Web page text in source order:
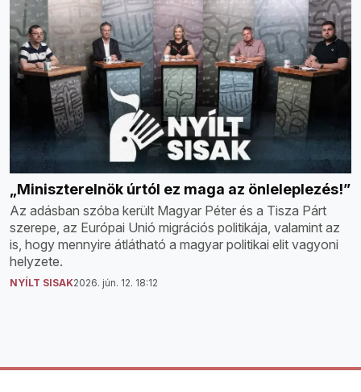
„Miniszterelnök úrtól ez maga az önleleplezés!”
Az adásban szóba került Magyar Péter és a Tisza Párt
szerepe, az Európai Unió migrációs politikája, valamint az
is, hogy mennyire átlátható a magyar politikai elit vagyoni
helyzete.
NYÍLT SISAK2026. jún. 12. 18:12